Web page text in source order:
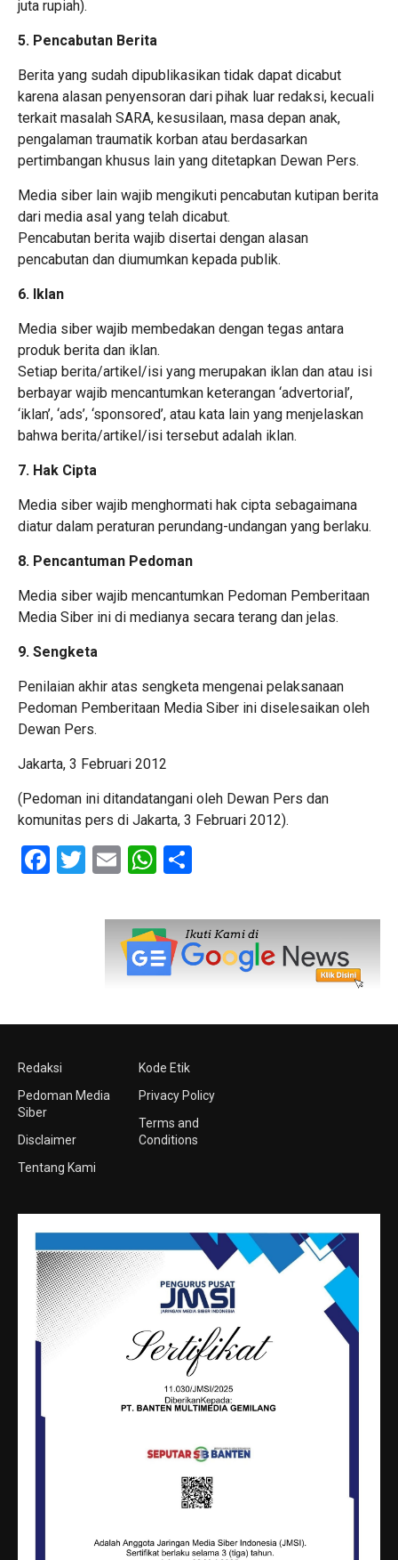
juta rupiah).
5. Pencabutan Berita
Berita yang sudah dipublikasikan tidak dapat dicabut
karena alasan penyensoran dari pihak luar redaksi, kecuali
terkait masalah SARA, kesusilaan, masa depan anak,
pengalaman traumatik korban atau berdasarkan
pertimbangan khusus lain yang ditetapkan Dewan Pers.
Media siber lain wajib mengikuti pencabutan kutipan berita
dari media asal yang telah dicabut.
Pencabutan berita wajib disertai dengan alasan
pencabutan dan diumumkan kepada publik.
6. Iklan
Media siber wajib membedakan dengan tegas antara
produk berita dan iklan.
Setiap berita/artikel/isi yang merupakan iklan dan atau isi
berbayar wajib mencantumkan keterangan ‘advertorial’,
‘iklan’, ‘ads’, ‘sponsored’, atau kata lain yang menjelaskan
bahwa berita/artikel/isi tersebut adalah iklan.
7. Hak Cipta
Media siber wajib menghormati hak cipta sebagaimana
diatur dalam peraturan perundang-undangan yang berlaku.
8. Pencantuman Pedoman
Media siber wajib mencantumkan Pedoman Pemberitaan
Media Siber ini di medianya secara terang dan jelas.
9. Sengketa
Penilaian akhir atas sengketa mengenai pelaksanaan
Pedoman Pemberitaan Media Siber ini diselesaikan oleh
Dewan Pers.
Jakarta, 3 Februari 2012
(Pedoman ini ditandatangani oleh Dewan Pers dan
komunitas pers di Jakarta, 3 Februari 2012).
Facebook
Twitter
EmailWhatsApp
Redaksi
Pedoman Media
Siber
Disclaimer
Tentang Kami
Kode Etik
Privacy Policy
Terms and
Conditions